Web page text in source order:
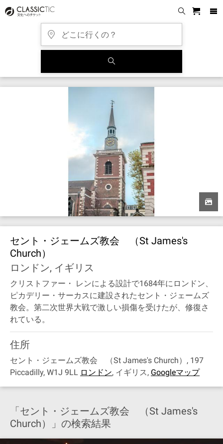
セント・ジェームズ教会 （St James's
Church）
ロンドン, イギリス
クリストファー・ レンによる設計で1684年にロンドン、
ピカデリー・サーカスに建設されたセント・ジェームズ
教会。第二次世界大戦で激しい損傷を受けたが、修復さ
れている。
住所
セント・ジェームズ教会 （St James's Church）, 197
Piccadilly, W1J 9LL ロンドン, イギリス, Googleマップ
「セント・ジェームズ教会 （St James's
Church）」の検索結果